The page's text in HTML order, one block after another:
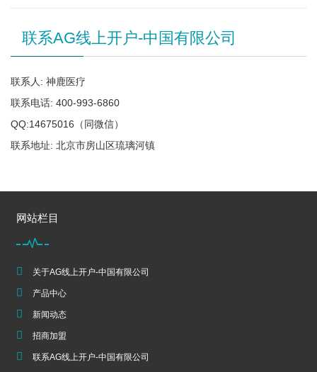
联系AG线上开户-中国有限公司
联系人: 神鹿医疗
联系电话: 400-993-6860
QQ:14675016（同微信）
联系地址: 北京市房山区琉璃河镇
网站栏目
关于AG线上开户-中国有限公司
产品中心
新闻动态
招商加盟
联系AG线上开户-中国有限公司